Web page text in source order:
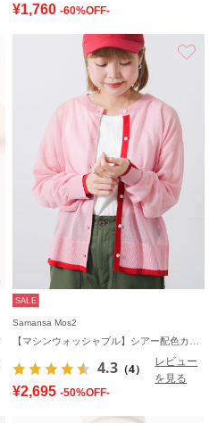
¥1,760 -60%OFF-
SALE
Samansa Mos2
4.3 （4）
レビュー
を見る
¥2,695 -50%OFF-